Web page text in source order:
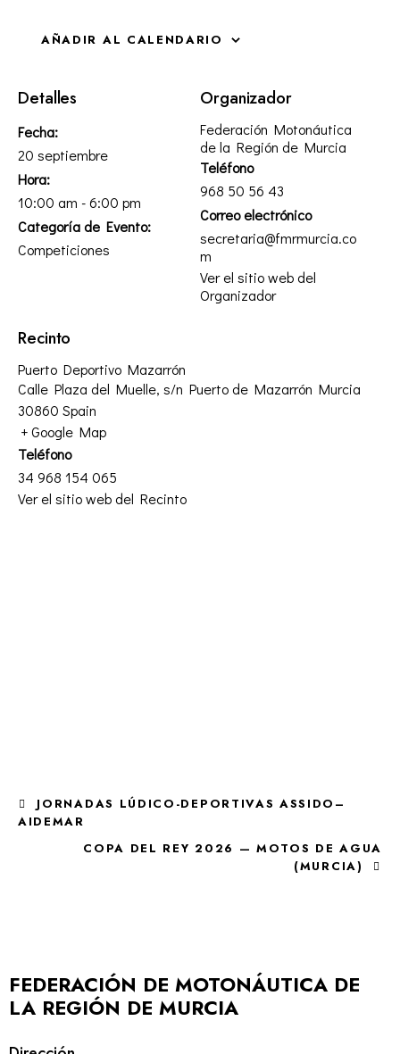
AÑADIR AL CALENDARIO
Detalles
Fecha:
20 septiembre
Hora:
10:00 am - 6:00 pm
Categoría de Evento:
Competiciones
Organizador
Federación Motonáutica
de la Región de Murcia
Teléfono
968 50 56 43
Correo electrónico
secretaria@fmrmurcia.co
m
Ver el sitio web del
Organizador
Recinto
Puerto Deportivo Mazarrón
Calle Plaza del Muelle, s/n Puerto de Mazarrón Murcia
30860 Spain
+ Google Map
Teléfono
34 968 154 065
Ver el sitio web del Recinto
JORNADAS LÚDICO-DEPORTIVAS ASSIDO–
AIDEMAR
COPA DEL REY 2026 — MOTOS DE AGUA
(MURCIA)
FEDERACIÓN DE MOTONÁUTICA DE
LA REGIÓN DE MURCIA